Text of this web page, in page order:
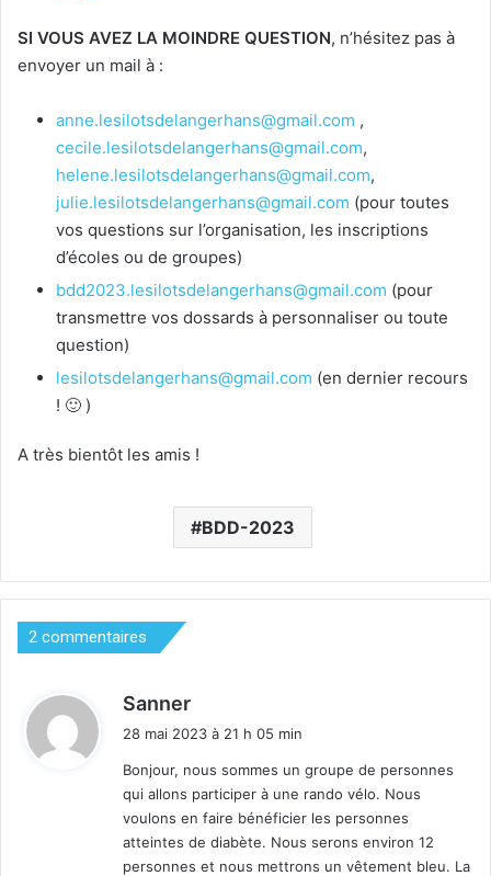
SI VOUS AVEZ LA MOINDRE QUESTION, n’hésitez pas à
envoyer un mail à :
anne.lesilotsdelangerhans@gmail.com ,
cecile.lesilotsdelangerhans@gmail.com,
helene.lesilotsdelangerhans@gmail.com,
julie.lesilotsdelangerhans@gmail.com (pour toutes
vos questions sur l’organisation, les inscriptions
d’écoles ou de groupes)
bdd2023.lesilotsdelangerhans@gmail.com (pour
transmettre vos dossards à personnaliser ou toute
question)
lesilotsdelangerhans@gmail.com (en dernier recours
! 🙂 )
A très bientôt les amis !
BDD-2023
2 commentaires
Sanner
:
28 mai 2023 à 21 h 05 min
Bonjour, nous sommes un groupe de personnes
qui allons participer à une rando vélo. Nous
voulons en faire bénéficier les personnes
atteintes de diabète. Nous serons environ 12
personnes et nous mettrons un vêtement bleu. La